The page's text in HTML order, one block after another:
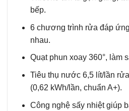
bếp.
6 chương trình rửa đáp
nhau.
Quạt phun xoay 360°, làm
Tiêu thụ nước 6,5 lít/lần
(0,62 kWh/lần, chuẩn A+).
Công nghệ sấy nhiệt giúp